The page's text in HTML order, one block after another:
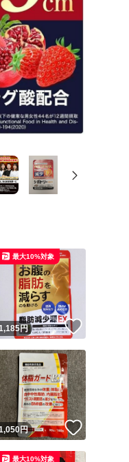
ね！
円
最大10%対象
ね！円 いいね！
最大10%対象